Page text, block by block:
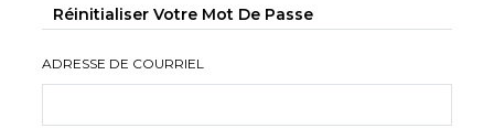
principaux
Réinitialiser Votre Mot De Passe
ADRESSE DE COURRIEL